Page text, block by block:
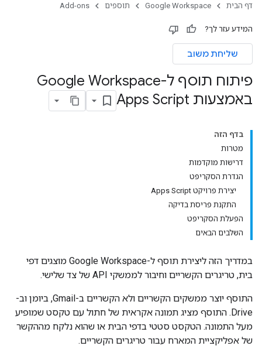
דף הבית Google Workspace תוספים Add-ons
המידע עזר לך?
שליחת משוב
פיתוח תוסף ל-Google Workspace
באמצעות Apps Script
בדף הזה
מטרות
דרישות מוקדמות
הגדרת הסקריפט
יצירת פרויקט Apps Script
התקנת פריסת בדיקה
הפעלת הסקריפט
השלבים הבאים
במדריך הזה ליצירת תוסף ל-Google Workspace מוצגים דפי
בית, טריגרים הקשריים וחיבור לממשקי API של צד שלישי.
התוסף יוצר ממשקים הקשריים ולא הקשריים ב-Gmail, ביומן וב-
Drive. התוסף מציג תמונה אקראית של חתול עם טקסט שמופיע
מעל התמונה. הטקסט סטטי בדפי הבית או שהוא נלקח מההקשר
של אפליקציית המארח עבור טריגרים הקשריים.